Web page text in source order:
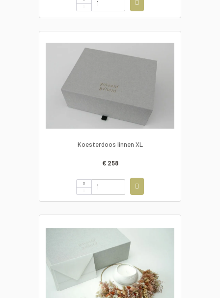
Koesterdoos linnen XL
€ 258